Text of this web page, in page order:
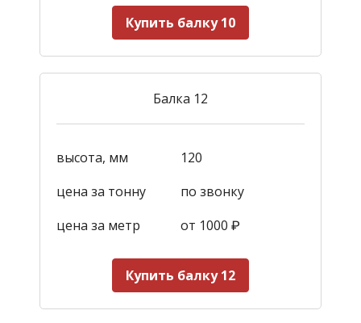
Купить балку 10
Балка 12
высота, мм
120
цена за тонну
по звонку
цена за метр
от 1000 ₽
Купить балку 12